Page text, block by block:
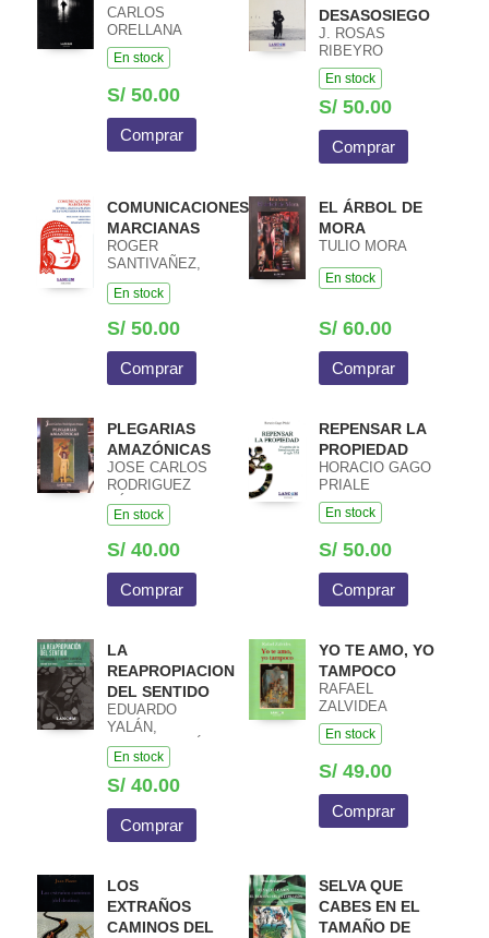
CARLOS
ORELLANA
En stock
S/ 50.00
Comprar
DESASOSIEGO
J. ROSAS
RIBEYRO
En stock
S/ 50.00
Comprar
COMUNICACIONES
MARCIANAS
ROGER
SANTIVAÑEZ,
MARIO PERA
En stock
S/ 50.00
Comprar
EL ÁRBOL DE
MORA
TULIO MORA
En stock
S/ 60.00
Comprar
PLEGARIAS
AMAZÓNICAS
JOSE CARLOS
RODRIGUEZ
NÁJAR
En stock
S/ 40.00
Comprar
REPENSAR LA
PROPIEDAD
HORACIO GAGO
PRIALE
En stock
S/ 50.00
Comprar
LA
REAPROPIACION
DEL SENTIDO
EDUARDO
YALÁN,
ENRIQUE LEÓN
En stock
S/ 40.00
Comprar
YO TE AMO, YO
TAMPOCO
RAFAEL
ZALVIDEA
En stock
S/ 49.00
Comprar
LOS
EXTRAÑOS
CAMINOS DEL
SELVA QUE
CABES EN EL
TAMAÑO DE